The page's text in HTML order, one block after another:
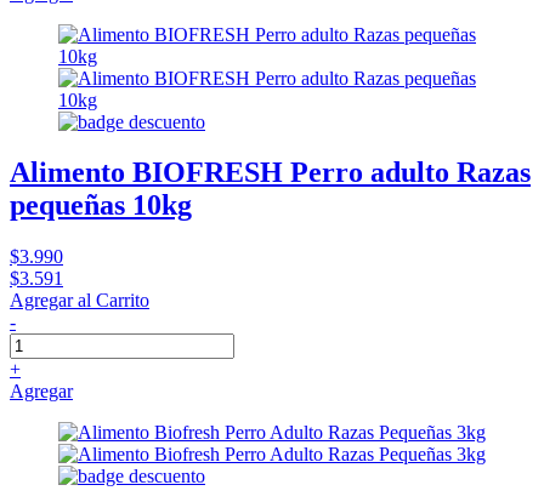
Alimento BIOFRESH Perro adulto Razas
pequeñas 10kg
$3.990
$3.591
Agregar al Carrito
-
+
Agregar